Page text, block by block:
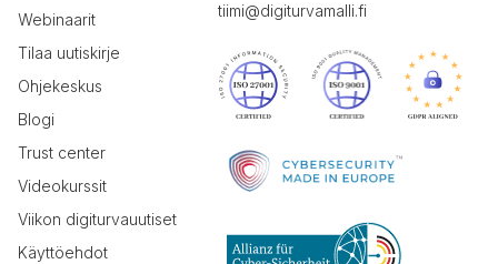
Webinaarit
Tilaa uutiskirje
Ohjekeskus
Blogi
Trust center
Videokurssit
Viikon digiturvauutiset
Käyttöehdot
tiimi@digiturvamalli.fi